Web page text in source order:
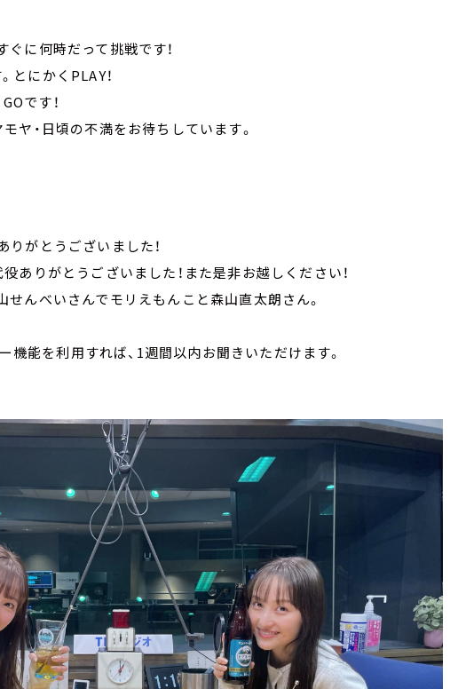
ぐに何時だって挑戦です！
とにかくPLAY！
です！
ヤ・日頃の不満をお待ちしています。
りがとうございました！
ありがとうございました！また是非お越しください！
せんべいさんでモリえもんこと森山直太朗さん。
能を利用すれば、1週間以内お聞きいただけます。